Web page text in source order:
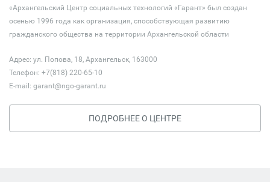
«Архангельский Центр социальных технологий «Гарант» был создан
осенью 1996 года как организация, способствующая развитию
гражданского общества на территории Архангельской области
Адрес: ул. Попова, 18, Архангельск, 163000
Телефон: +7(818) 220-65-10
E-mail: garant@ngo-garant.ru
ПОДРОБНЕЕ О ЦЕНТРЕ